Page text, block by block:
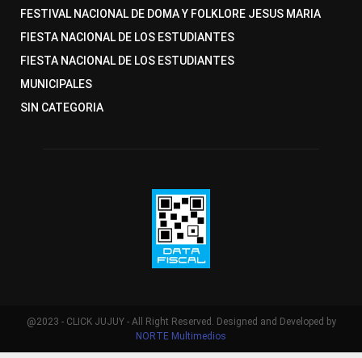
FESTIVAL NACIONAL DE DOMA Y FOLKLORE JESUS MARIA
FIESTA NACIONAL DE LOS ESTUDIANTES
FIESTA NACIONAL DE LOS ESTUDIANTES
MUNICIPALES
SIN CATEGORIA
@2023 - CLICK JUJUY - All Right Reserved. Designed and Developed by
NORTE Multimedios